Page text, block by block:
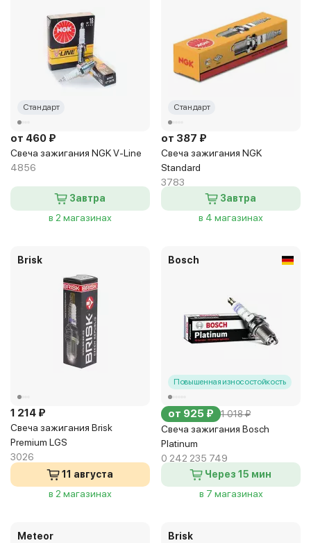
Стандарт
от 460 ₽
Свеча зажигания NGK V-Line
4856
Завтра
в 2 магазинах
Стандарт
от 387 ₽
Свеча зажигания NGK
Standard
3783
Завтра
в 4 магазинах
Brisk
1 214 ₽
Свеча зажигания Brisk
Premium LGS
3026
11 августа
в 2 магазинах
Bosch
Повышенная износостойкость
от 925 ₽ 1 018 ₽
Свеча зажигания Bosch
Platinum
0 242 235 749
Через 15 мин
в 7 магазинах
Meteor Brisk